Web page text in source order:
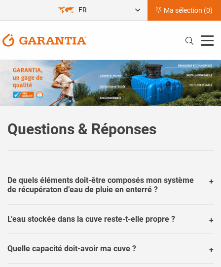
Ma sélection (0)
FR
Questions & Réponses
De quels éléments doit-être composés mon système
de récupératon d’eau de pluie en enterré ?
L’eau stockée dans la cuve reste-t-elle propre ?
Quelle capacité doit-avoir ma cuve ?